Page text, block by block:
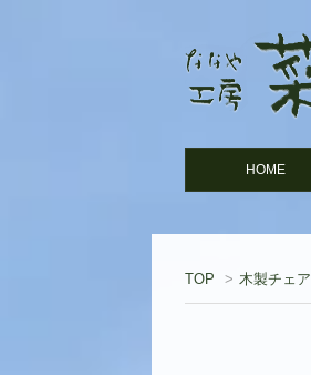
HOME
TOP > 木製チェア